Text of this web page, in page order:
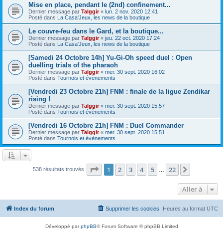
Mise en place, pendant le (2nd) confinement...
Dernier message par Talggir« lun. 2 nov. 2020 12:41
Posté dans La Casa'Jeux, les news de la boutique
Le couvre-feu dans le Gard, et la boutique...
Dernier message par Talggir« jeu. 22 oct. 2020 17:24
Posté dans La Casa'Jeux, les news de la boutique
[Samedi 24 Octobre 14h] Yu-Gi-Oh speed duel : Open
duelling trials of the pharaoh
Dernier message par Talggir« mer. 30 sept. 2020 16:02
Posté dans Tournois et évènements
[Vendredi 23 Octobre 21h] FNM : finale de la ligue Zendikar
rising !
Dernier message par Talggir« mer. 30 sept. 2020 15:57
Posté dans Tournois et évènements
[Vendredi 16 Octobre 21h] FNM : Duel Commander
Dernier message par Talggir« mer. 30 sept. 2020 15:51
Posté dans Tournois et évènements
538 résultats trouvés Page 1sur22
1 2 3 4 5 22
Aller à
Index du forum Heures au format UTC
Supprimer les cookies
Développé parphpBB® Forum Software © phpBB Limited